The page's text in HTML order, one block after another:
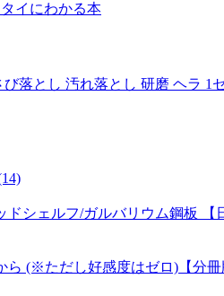
イにわかる本
落とし 汚れ落とし 研磨 ヘラ 1
シェルフ/ガルバリウム鋼板 【
(※ただし好感度はゼロ)【分冊